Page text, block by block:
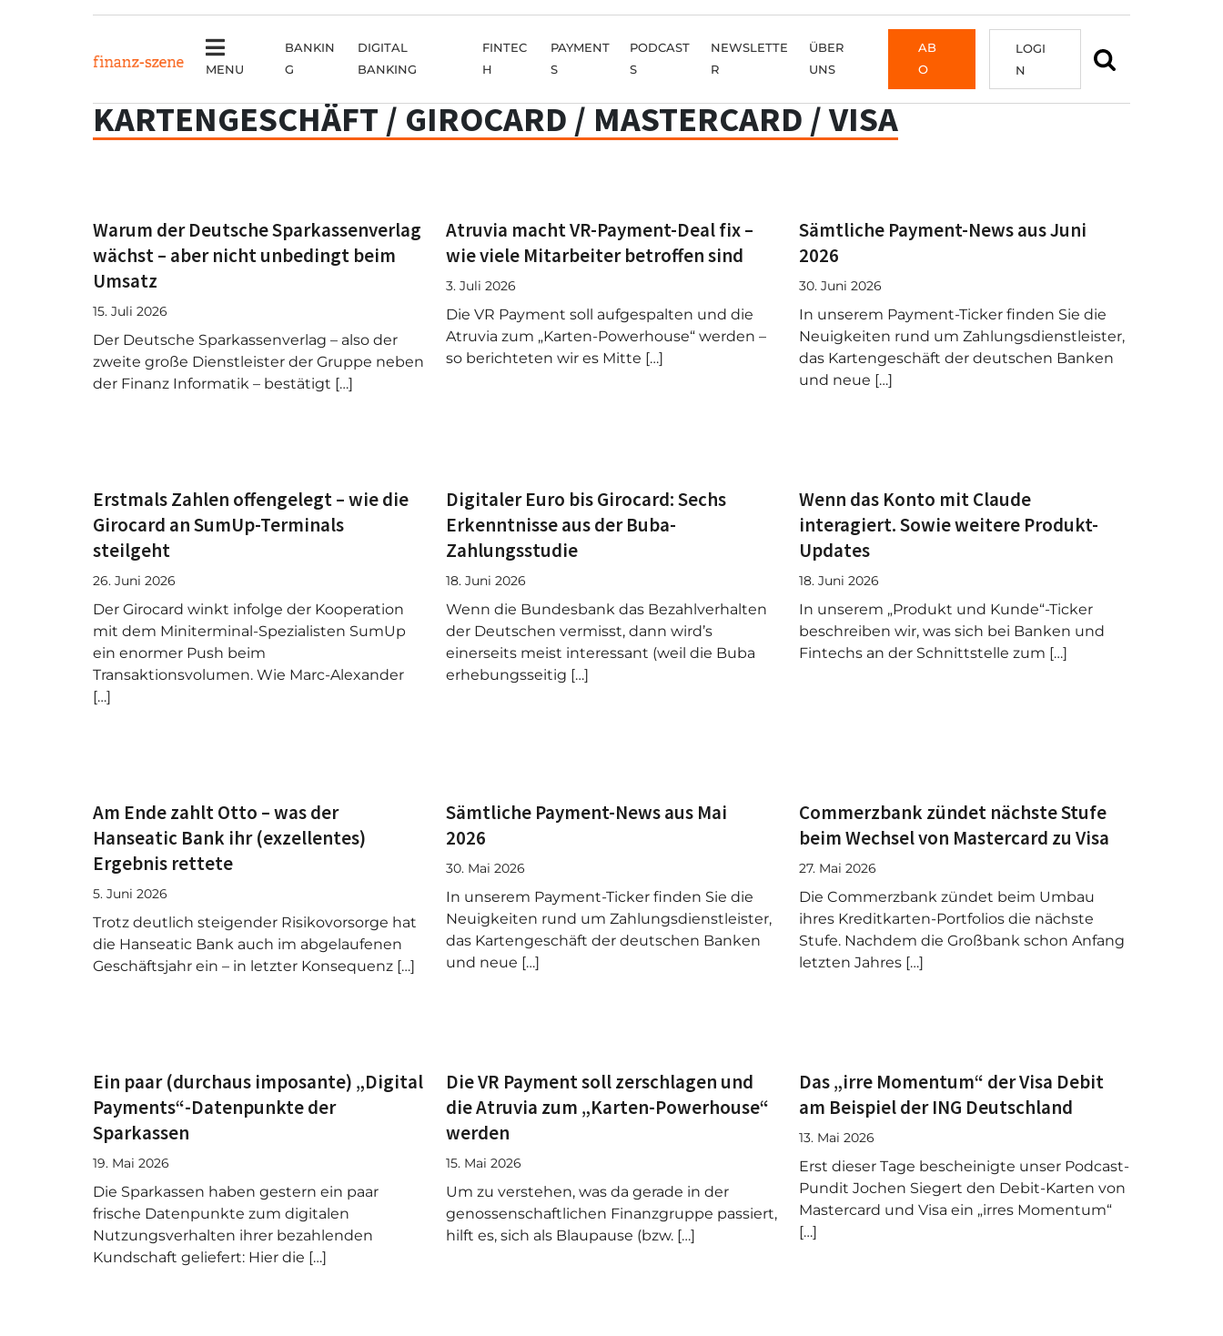
MENU
BANKIN
G
DIGITAL
BANKING
FINTEC
H
PAYMENT
S
PODCAST
S
NEWSLETTE
R
ÜBER
UNS
AB
O
LOGI
N
KARTENGESCHÄFT / GIROCARD / MASTERCARD / VISA
Warum der Deutsche Sparkassenverlag
wächst – aber nicht unbedingt beim
Umsatz
15. Juli 2026
Der Deutsche Sparkassenverlag – also der
zweite große Dienstleister der Gruppe neben
der Finanz Informatik – bestätigt […]
Atruvia macht VR-Payment-Deal fix –
wie viele Mitarbeiter betroffen sind
3. Juli 2026
Die VR Payment soll aufgespalten und die
Atruvia zum „Karten-Powerhouse“ werden –
so berichteten wir es Mitte […]
Sämtliche Payment-News aus Juni
2026
30. Juni 2026
In unserem Payment-Ticker finden Sie die
Neuigkeiten rund um Zahlungsdienstleister,
das Kartengeschäft der deutschen Banken
und neue […]
Erstmals Zahlen offengelegt – wie die
Girocard an SumUp-Terminals
steilgeht
26. Juni 2026
Der Girocard winkt infolge der Kooperation
mit dem Miniterminal-Spezialisten SumUp
ein enormer Push beim
Transaktionsvolumen. Wie Marc-Alexander
[…]
Digitaler Euro bis Girocard: Sechs
Erkenntnisse aus der Buba-
Zahlungsstudie
18. Juni 2026
Wenn die Bundesbank das Bezahlverhalten
der Deutschen vermisst, dann wird’s
einerseits meist interessant (weil die Buba
erhebungsseitig […]
Wenn das Konto mit Claude
interagiert. Sowie weitere Produkt-
Updates
18. Juni 2026
In unserem „Produkt und Kunde“-Ticker
beschreiben wir, was sich bei Banken und
Fintechs an der Schnittstelle zum […]
Am Ende zahlt Otto – was der
Hanseatic Bank ihr (exzellentes)
Ergebnis rettete
5. Juni 2026
Trotz deutlich steigender Risikovorsorge hat
die Hanseatic Bank auch im abgelaufenen
Geschäftsjahr ein – in letzter Konsequenz […]
Sämtliche Payment-News aus Mai
2026
30. Mai 2026
In unserem Payment-Ticker finden Sie die
Neuigkeiten rund um Zahlungsdienstleister,
das Kartengeschäft der deutschen Banken
und neue […]
Commerzbank zündet nächste Stufe
beim Wechsel von Mastercard zu Visa
27. Mai 2026
Die Commerzbank zündet beim Umbau
ihres Kreditkarten-Portfolios die nächste
Stufe. Nachdem die Großbank schon Anfang
letzten Jahres […]
Ein paar (durchaus imposante) „Digital
Payments“-Datenpunkte der
Sparkassen
19. Mai 2026
Die Sparkassen haben gestern ein paar
frische Datenpunkte zum digitalen
Nutzungsverhalten ihrer bezahlenden
Kundschaft geliefert: Hier die […]
Die VR Payment soll zerschlagen und
die Atruvia zum „Karten-Powerhouse“
werden
15. Mai 2026
Um zu verstehen, was da gerade in der
genossenschaftlichen Finanzgruppe passiert,
hilft es, sich als Blaupause (bzw. […]
Das „irre Momentum“ der Visa Debit
am Beispiel der ING Deutschland
13. Mai 2026
Erst dieser Tage bescheinigte unser Podcast-
Pundit Jochen Siegert den Debit-Karten von
Mastercard und Visa ein „irres Momentum“
[…]